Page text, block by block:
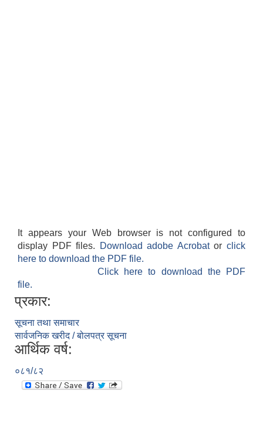
It appears your Web browser is not configured to
display PDF files.
Download adobe Acrobatorclick
here to download the PDF file.
Click here to download the PDF
file.
प्रकार:
सूचना तथा समाचार
सार्वजनिक खरीद / बोलपत्र सूचना
आर्थिक वर्ष:
०८१/८२